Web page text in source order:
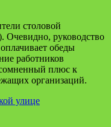
столовой
Очевидно, руководство
обеды
работников
плюс к
организаций.
улице